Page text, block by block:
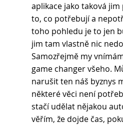
aplikace jako taková
to, co potřebují a
toho pohledu je to jen
jim tam vlastně nic
Samozřejmě my
game changer všeho.
narušit ten náš byznys
některé věci není
stačí udělat nějakou
věřím, že dojde čas,